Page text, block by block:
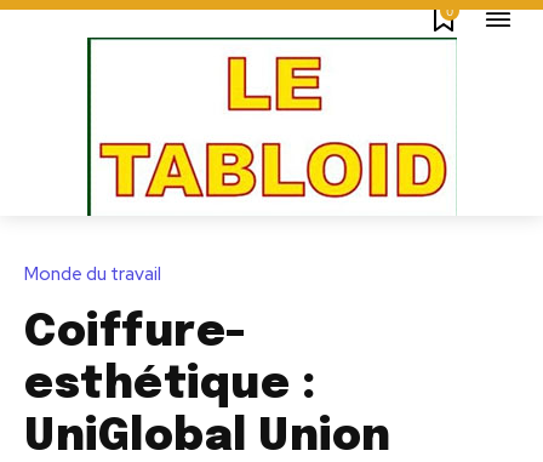
0
Monde du travail
Coiffure-
esthétique :
UniGlobal Union